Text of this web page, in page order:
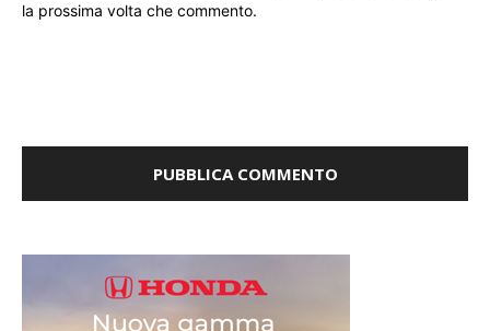
la prossima volta che commento.